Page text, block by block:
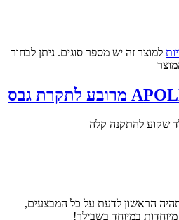
למוצר זה יש מספר סוגים. ניתן לבחור
הראשון לדעת על כל המבצעים,
במיוחד בשבילך!